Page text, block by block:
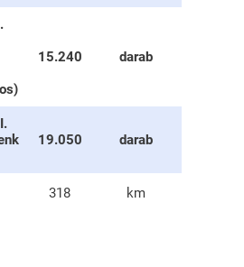
15.240 darab
19.050 darab
318 km